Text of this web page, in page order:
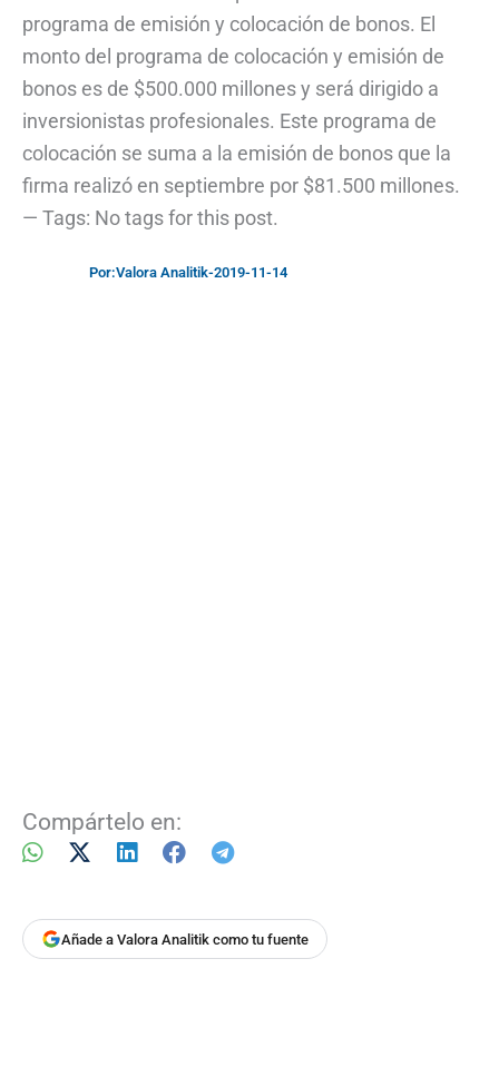
programa de emisión y colocación de bonos. El
monto del programa de colocación y emisión de
bonos es de $500.000 millones y será dirigido a
inversionistas profesionales. Este programa de
colocación se suma a la emisión de bonos que la
firma realizó en septiembre por $81.500 millones.
— Tags: No tags for this post.
Por:Valora Analitik-2019-11-14
Compártelo en:
Añade a Valora Analitik como tu fuente